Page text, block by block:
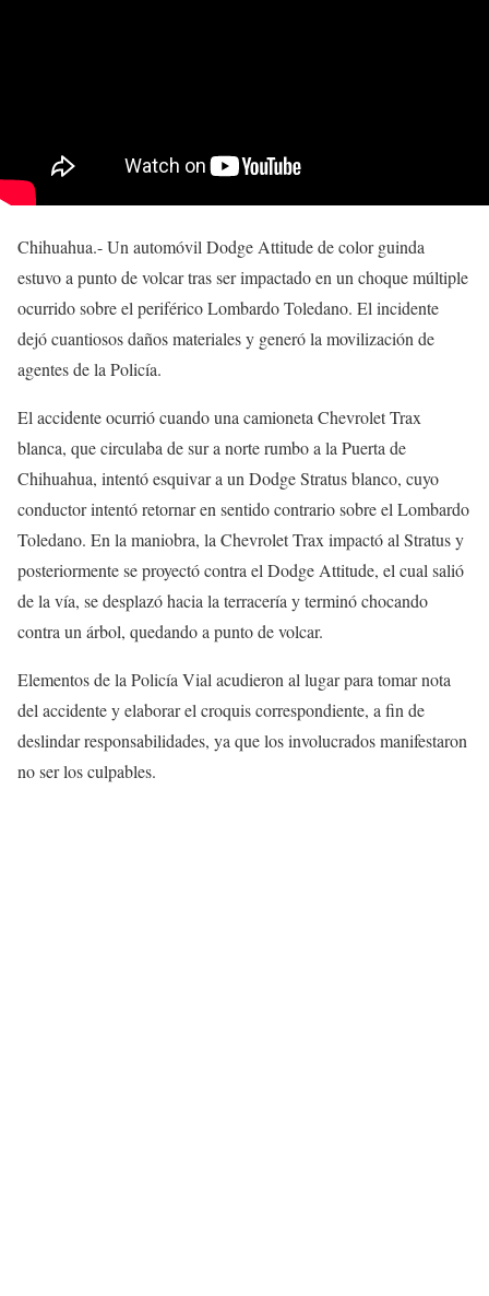
Chihuahua.- Un automóvil Dodge Attitude de color guinda
estuvo a punto de volcar tras ser impactado en un choque múltiple
ocurrido sobre el periférico Lombardo Toledano. El incidente
dejó cuantiosos daños materiales y generó la movilización de
agentes de la Policía.
El accidente ocurrió cuando una camioneta Chevrolet Trax
blanca, que circulaba de sur a norte rumbo a la Puerta de
Chihuahua, intentó esquivar a un Dodge Stratus blanco, cuyo
conductor intentó retornar en sentido contrario sobre el Lombardo
Toledano. En la maniobra, la Chevrolet Trax impactó al Stratus y
posteriormente se proyectó contra el Dodge Attitude, el cual salió
de la vía, se desplazó hacia la terracería y terminó chocando
contra un árbol, quedando a punto de volcar.
Elementos de la Policía Vial acudieron al lugar para tomar nota
del accidente y elaborar el croquis correspondiente, a fin de
deslindar responsabilidades, ya que los involucrados manifestaron
no ser los culpables.